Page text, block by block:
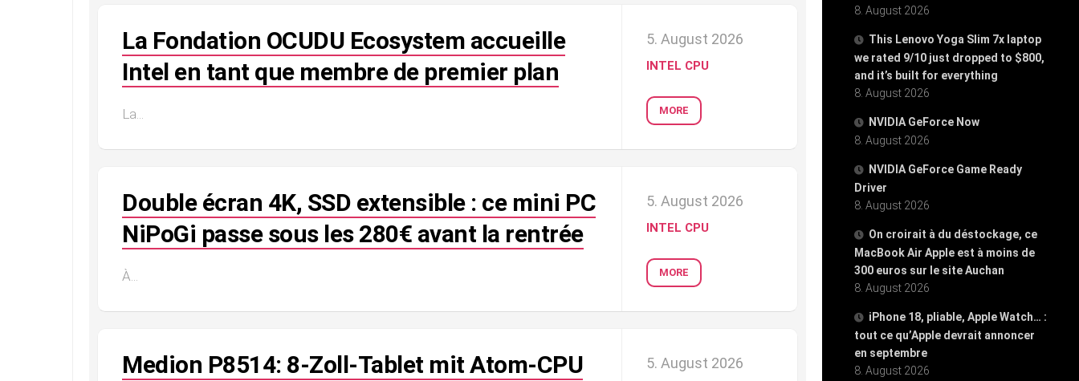
8. August 2026
This Lenovo Yoga Slim 7x laptop
we rated 9/10 just dropped to $800,
and it’s built for everything
8. August 2026
NVIDIA GeForce Now
8. August 2026
NVIDIA GeForce Game Ready
Driver
8. August 2026
On croirait à du déstockage, ce
MacBook Air Apple est à moins de
300 euros sur le site Auchan
8. August 2026
iPhone 18, pliable, Apple Watch… :
tout ce qu’Apple devrait annoncer
en septembre
8. August 2026
La Fondation OCUDU Ecosystem accueille
Intel en tant que membre de premier plan
La...
5. August 2026
INTEL CPU
MORE
Double écran 4K, SSD extensible : ce mini PC
NiPoGi passe sous les 280€ avant la rentrée
À...
5. August 2026
INTEL CPU
MORE
Medion P8514: 8-Zoll-Tablet mit Atom-CPU
5. August 2026